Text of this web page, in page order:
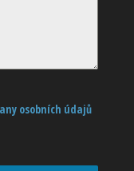
osobních údajů